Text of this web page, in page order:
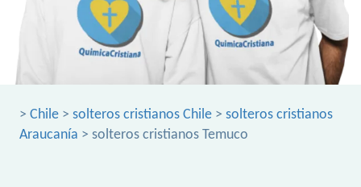
> Chile > solteros cristianos Chile > solteros cristianos
Araucanía > solteros cristianos Temuco